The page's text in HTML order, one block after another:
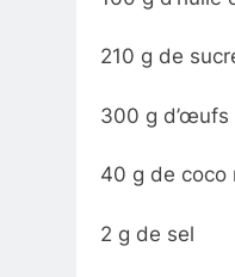
210 g de
300 g d’œufs
40 g de coco
2 g de sel